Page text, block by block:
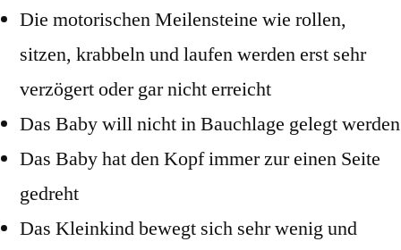
Die motorischen Meilensteine wie rollen,
sitzen, krabbeln und laufen werden erst sehr
verzögert oder gar nicht erreicht
Das Baby will nicht in Bauchlage gelegt werden
Das Baby hat den Kopf immer zur einen Seite
gedreht
Das Kleinkind bewegt sich sehr wenig und